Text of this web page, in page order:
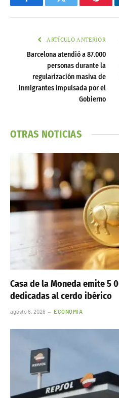
FacebookTwitter
ARTÍCULO ANTERIOR
Barcelona atendió a 87.000
personas durante la
regularización masiva de
inmigrantes impulsada por el
Gobierno
OTRAS NOTICIAS
Casa de la Moneda emite 5
dedicadas al cerdo ibérico
agosto 6, 2026 ECONOMÍA